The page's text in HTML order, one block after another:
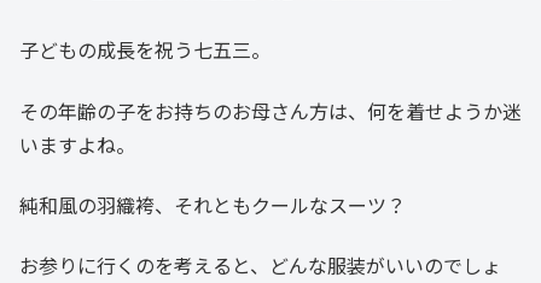
子どもの成長を祝う七五三。
その年齢の子をお持ちのお母さん方は、何を着せようか迷
いますよね。
純和風の羽織袴、それともクールなスーツ？
お参りに行くのを考えると、どんな服装がいいのでしょ